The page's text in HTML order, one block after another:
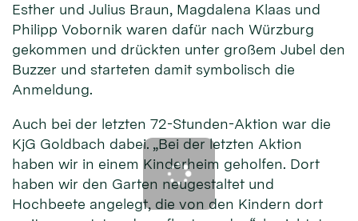
Esther und Julius Braun, Magdalena Klaas und
Philipp Vobornik waren dafür nach Würzburg
gekommen und drückten unter großem Jubel den
Buzzer und starteten damit symbolisch die
Anmeldung.
Auch bei der letzten 72-Stunden-Aktion war die
KjG Goldbach dabei. „Bei der letzten Aktion
haben wir in einem Kinderheim geholfen. Dort
haben wir den Garten neugestaltet und
Hochbeete angelegt, die von den Kindern dort